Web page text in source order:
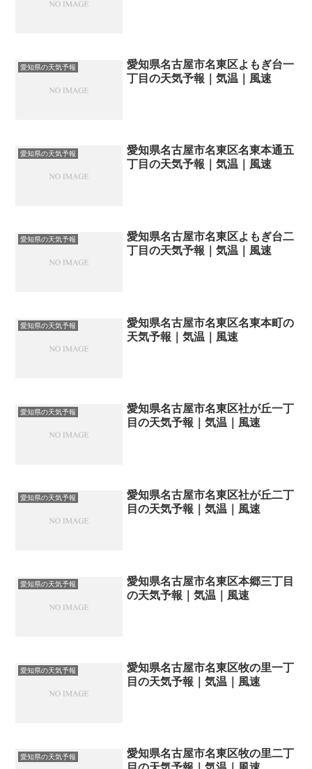
愛知県の天気予報
愛知県名古屋市名東区よもぎ台一
丁目の天気予報｜気温｜風速
愛知県の天気予報
愛知県名古屋市名東区名東本通五
丁目の天気予報｜気温｜風速
愛知県の天気予報
愛知県名古屋市名東区よもぎ台二
丁目の天気予報｜気温｜風速
愛知県の天気予報
愛知県名古屋市名東区名東本町の
天気予報｜気温｜風速
愛知県の天気予報
愛知県名古屋市名東区社が丘一丁
目の天気予報｜気温｜風速
愛知県の天気予報
愛知県名古屋市名東区社が丘二丁
目の天気予報｜気温｜風速
愛知県の天気予報
愛知県名古屋市名東区本郷三丁目
の天気予報｜気温｜風速
愛知県の天気予報
愛知県名古屋市名東区牧の里一丁
目の天気予報｜気温｜風速
愛知県の天気予報
愛知県名古屋市名東区牧の里二丁